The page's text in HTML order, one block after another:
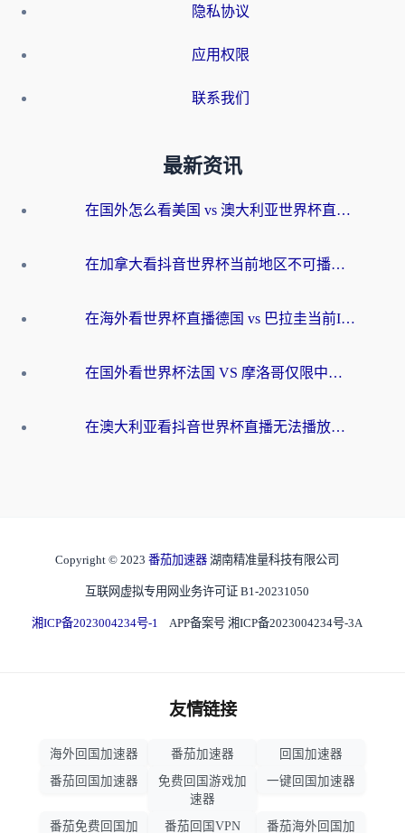
隐私协议
应用权限
联系我们
最新资讯
在国外怎么看美国 vs 澳大利亚世界杯直播？海外党必藏的中文解说观赛指南
在加拿大看抖音世界杯当前地区不可播放？海外党体育观赛终极指南
在海外看世界杯直播德国 vs 巴拉圭当前IP受限制？这篇指南帮你轻松解决地区限制
在国外看世界杯法国 VS 摩洛哥仅限中国大陆？别让地域限制拦下你的欢呼
在澳大利亚看抖音世界杯直播无法播放？海外党体育观赛终极指南来了！
Copyright © 2023 番茄加速器 湖南精准量科技有限公司
互联网虚拟专用网业务许可证 B1-20231050
湘ICP备2023004234号-1 APP备案号 湘ICP备2023004234号-3A
友情链接
海外回国加速器 番茄加速器
回国加速器
番茄回国加速器
免费回国游戏加
速器
一键回国加速器
番茄免费回国加 番茄回国VPN 番茄海外回国加